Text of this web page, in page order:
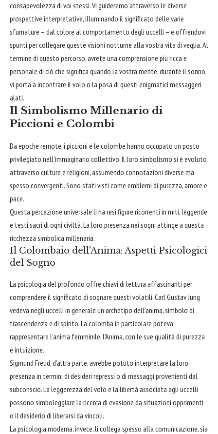
consapevolezza di voi stessi. Vi guideremo attraverso le diverse
prospettive interpretative, illuminando il significato delle varie
sfumature – dal colore al comportamento degli uccelli – e offrendovi
spunti per collegare queste visioni notturne alla vostra vita di veglia. Al
termine di questo percorso, avrete una comprensione più ricca e
personale di ciò che significa quando la vostra mente, durante il sonno,
vi porta a incontrare il volo o la posa di questi enigmatici messaggeri
alati.
Il Simbolismo Millenario di
Piccioni e Colombi
Da epoche remote, i piccioni e le colombe hanno occupato un posto
privilegiato nell'immaginario collettivo. Il loro simbolismo si è evoluto
attraverso culture e religioni, assumendo connotazioni diverse ma
spesso convergenti. Sono stati visti come emblemi di purezza, amore e
pace.
Questa percezione universale li ha resi figure ricorrenti in miti, leggende
e testi sacri di ogni civiltà. La loro presenza nei sogni attinge a questa
ricchezza simbolica millenaria.
Il Colombaio dell'Anima: Aspetti Psicologici
del Sogno
La psicologia del profondo offre chiavi di lettura affascinanti per
comprendere il significato di sognare questi volatili. Carl Gustav Jung
vedeva negli uccelli in generale un archetipo dell'anima, simbolo di
trascendenza e di spirito. La colomba in particolare poteva
rappresentare l'anima femminile, l'Anima, con le sue qualità di purezza
e intuizione.
Sigmund Freud, d'altra parte, avrebbe potuto interpretare la loro
presenza in termini di desideri repressi o di messaggi provenienti dal
subconscio. La leggerezza del volo e la libertà associata agli uccelli
possono simboleggiare la ricerca di evasione da situazioni opprimenti
o il desiderio di liberarsi da vincoli.
La psicologia moderna, invece, li collega spesso alla comunicazione, sia